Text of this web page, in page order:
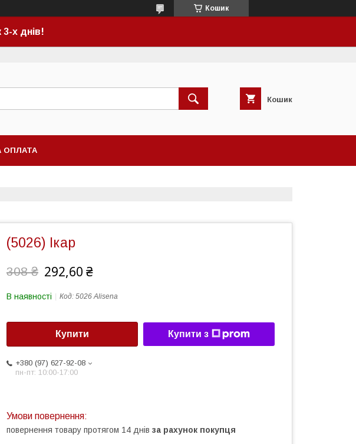
Кошик
х днів!
Кошик
ОПЛАТА
(5026) Ікар
308 ₴ 292,60 ₴
В наявності Код: 5026 Alisena
Купити Купити з
+380 (97) 627-92-08
пн-пт: 10:00-17:00
повернення товару протягом 14 днів за рахунок покупця